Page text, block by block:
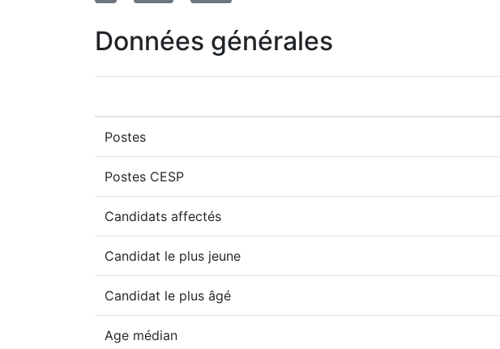
Données générales
Postes
Postes CESP
Candidats affectés
Candidat le plus jeune
Candidat le plus âgé
Age médian